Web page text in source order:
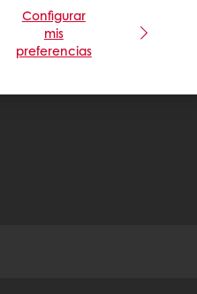
Configurar
mis
preferencias